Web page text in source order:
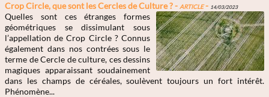
Crop Circle, que sont les Cercles de Culture ? -Article- 14/03/2023
Quelles sont ces étranges formes
géométriques se dissimulant sous
l’appellation de Crop Circle ? Connus
également dans nos contrées sous le
terme de Cercle de culture, ces dessins
magiques apparaissant soudainement
dans les champs de céréales, soulèvent toujours un fort intérêt.
Phénomène...